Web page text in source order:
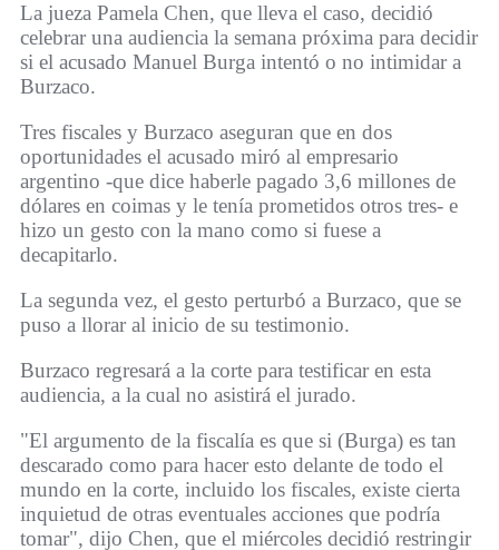
La jueza Pamela Chen, que lleva el caso, decidió
celebrar una audiencia la semana próxima para decidir
si el acusado Manuel Burga intentó o no intimidar a
Burzaco.
Tres fiscales y Burzaco aseguran que en dos
oportunidades el acusado miró al empresario
argentino -que dice haberle pagado 3,6 millones de
dólares en coimas y le tenía prometidos otros tres- e
hizo un gesto con la mano como si fuese a
decapitarlo.
La segunda vez, el gesto perturbó a Burzaco, que se
puso a llorar al inicio de su testimonio.
Burzaco regresará a la corte para testificar en esta
audiencia, a la cual no asistirá el jurado.
"El argumento de la fiscalía es que si (Burga) es tan
descarado como para hacer esto delante de todo el
mundo en la corte, incluido los fiscales, existe cierta
inquietud de otras eventuales acciones que podría
tomar", dijo Chen, que el miércoles decidió restringir